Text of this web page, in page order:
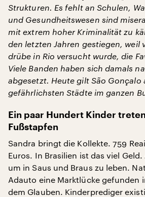
Strukturen. Es fehlt an Schulen,
und Gesundheitswesen sind
mit extrem hoher Kriminalität zu
den letzten Jahren gestiegen, weil
drübe in Rio versucht wurde, die
Viele Banden haben sich damals
abgesetzt. Heute gilt São Gonçalo
gefährlichsten Städte im ganzen
Ein paar Hundert Kinder
Fußstapfen
Sandra bringt die Kollekte. 759
Euros. In Brasilien ist das viel
um in Saus und Braus zu leben.
Adauto eine Marktlücke gefunden
dem Glauben. Kinderprediger